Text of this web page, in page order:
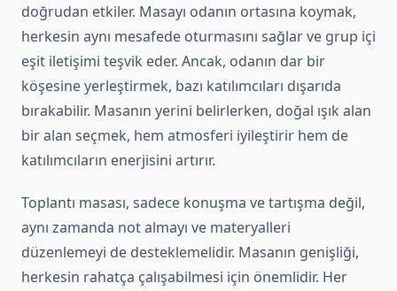
doğrudan etkiler. Masayı odanın ortasına koymak,
herkesin aynı mesafede oturmasını sağlar ve grup içi
eşit iletişimi teşvik eder. Ancak, odanın dar bir
köşesine yerleştirmek, bazı katılımcıları dışarıda
bırakabilir. Masanın yerini belirlerken, doğal ışık alan
bir alan seçmek, hem atmosferi iyileştirir hem de
katılımcıların enerjisini artırır.
Toplantı masası, sadece konuşma ve tartışma değil,
aynı zamanda not almayı ve materyalleri
düzenlemeyi de desteklemelidir. Masanın genişliği,
herkesin rahatça çalışabilmesi için önemlidir. Her